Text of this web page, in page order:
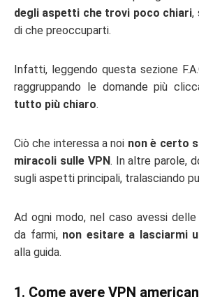
degli aspetti che trovi poco chiari,
di che preoccuparti.
Infatti, leggendo questa sezione
raggruppando le domande più
tutto più chiaro.
Ciò che interessa a noi non è certo
miracoli sulle VPN. In altre parole,
sugli aspetti principali, tralasciando
Ad ogni modo, nel caso avessi
da farmi,non esitare a lasciarmi
alla guida.
1. Come avere VPN